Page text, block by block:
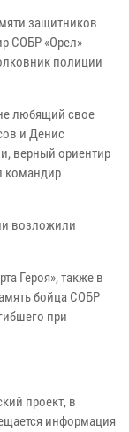
защитников
СОБР «Орел»
полиции
любящий свое
и Денис
верный ориентир
командир
возложили
Героя», также в
бойца СОБР
при
проект, в
информация